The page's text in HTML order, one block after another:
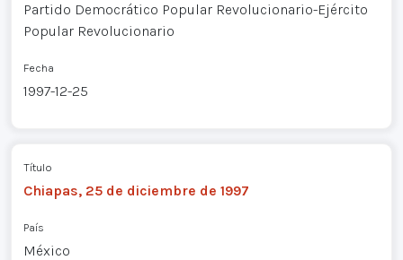
Partido Democrático Popular Revolucionario-Ejército
Popular Revolucionario
Fecha
1997-12-25
Título
Chiapas, 25 de diciembre de 1997
País
México